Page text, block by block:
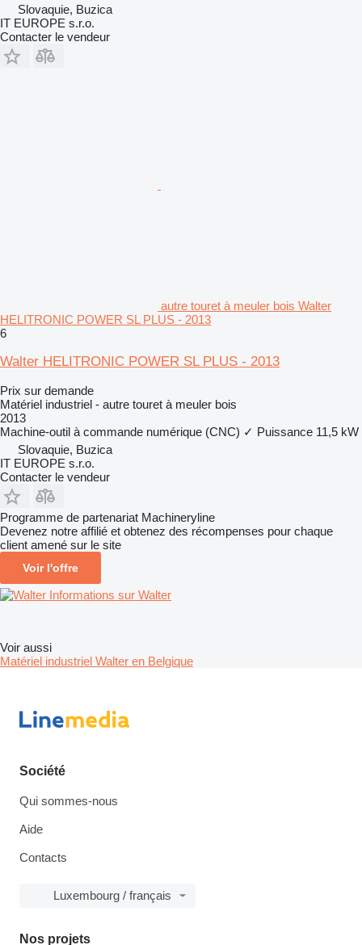
Slovaquie, Buzica
IT EUROPE s.r.o.
Contacter le vendeur
autre touret à meuler bois Walter
HELITRONIC POWER SL PLUS - 2013
6
Walter HELITRONIC POWER SL PLUS - 2013
Prix sur demande
Matériel industriel - autre touret à meuler bois
2013
Machine-outil à commande numérique (CNC) ✓ Puissance 11,5 kW
Slovaquie, Buzica
IT EUROPE s.r.o.
Contacter le vendeur
Programme de partenariat Machineryline
Devenez notre affilié et obtenez des récompenses pour chaque
client amené sur le site
Voir l'offre
Informations sur Walter
Voir aussi
Matériel industriel Walter en Belgique
Société
Qui sommes-nous
Aide
Contacts
Luxembourg / français
Nos projets